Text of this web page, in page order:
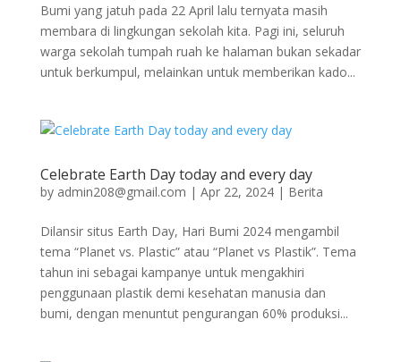
Bumi yang jatuh pada 22 April lalu ternyata masih
membara di lingkungan sekolah kita. Pagi ini, seluruh
warga sekolah tumpah ruah ke halaman bukan sekadar
untuk berkumpul, melainkan untuk memberikan kado...
Celebrate Earth Day today and every day
by admin208@gmail.com | Apr 22, 2024| Berita
Dilansir situs Earth Day, Hari Bumi 2024 mengambil
tema “Planet vs. Plastic” atau “Planet vs Plastik”. Tema
tahun ini sebagai kampanye untuk mengakhiri
penggunaan plastik demi kesehatan manusia dan
bumi, dengan menuntut pengurangan 60% produksi...